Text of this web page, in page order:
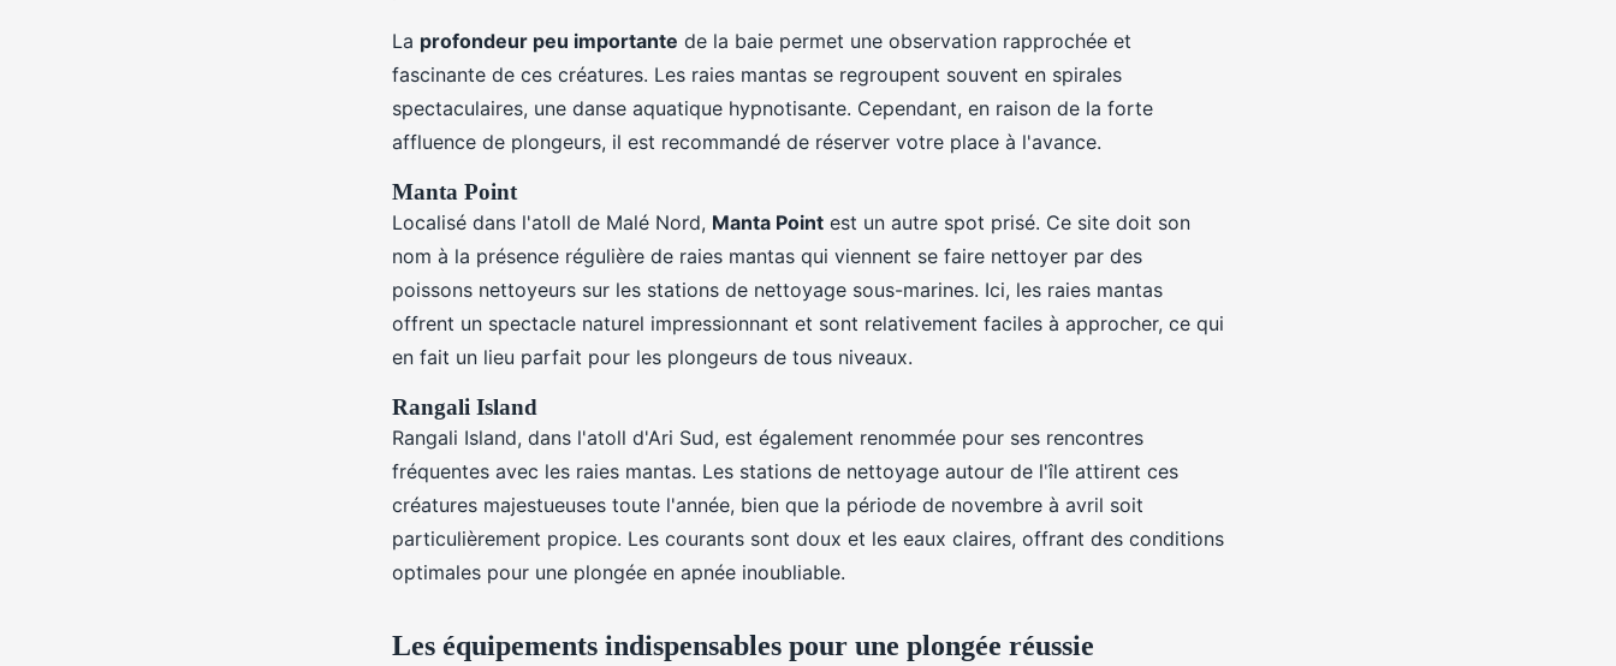
La profondeur peu importante de la baie permet une observation rapprochée et
fascinante de ces créatures. Les raies mantas se regroupent souvent en spirales
spectaculaires, une danse aquatique hypnotisante. Cependant, en raison de la forte
affluence de plongeurs, il est recommandé de réserver votre place à l'avance.
Manta Point
Localisé dans l'atoll de Malé Nord, Manta Point est un autre spot prisé. Ce site doit son
nom à la présence régulière de raies mantas qui viennent se faire nettoyer par des
poissons nettoyeurs sur les stations de nettoyage sous-marines. Ici, les raies mantas
offrent un spectacle naturel impressionnant et sont relativement faciles à approcher, ce qui
en fait un lieu parfait pour les plongeurs de tous niveaux.
Rangali Island
Rangali Island, dans l'atoll d'Ari Sud, est également renommée pour ses rencontres
fréquentes avec les raies mantas. Les stations de nettoyage autour de l'île attirent ces
créatures majestueuses toute l'année, bien que la période de novembre à avril soit
particulièrement propice. Les courants sont doux et les eaux claires, offrant des conditions
optimales pour une plongée en apnée inoubliable.
Les équipements indispensables pour une plongée réussie